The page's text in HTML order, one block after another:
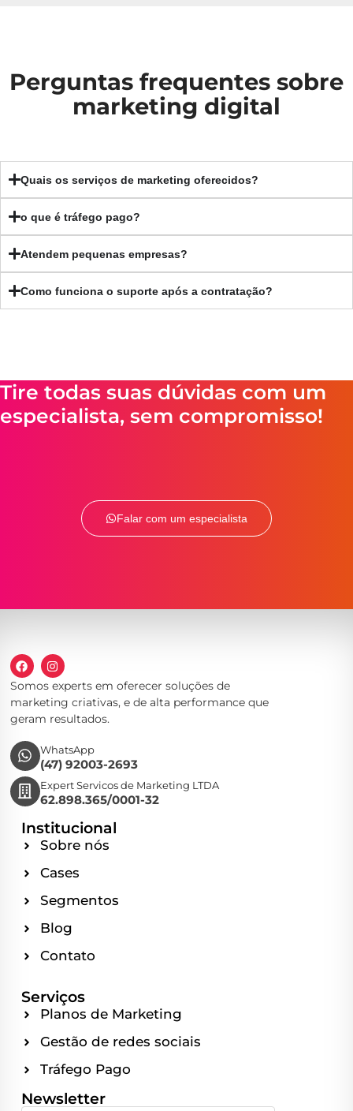
Perguntas frequentes sobre
marketing digital
Quais os serviços de marketing oferecidos?
o que é tráfego pago?
Atendem pequenas empresas?
Como funciona o suporte após a contratação?
Tire todas suas dúvidas com um
especialista, sem compromisso!
Falar com um especialista
Somos experts em oferecer soluções de
marketing criativas, e de alta performance que
geram resultados.
WhatsApp
(47) 92003-2693
Expert Servicos de Marketing LTDA
62.898.365/0001-32
Institucional
Sobre nós
Cases
Segmentos
Blog
Contato
Serviços
Planos de Marketing
Gestão de redes sociais
Tráfego Pago
Newsletter